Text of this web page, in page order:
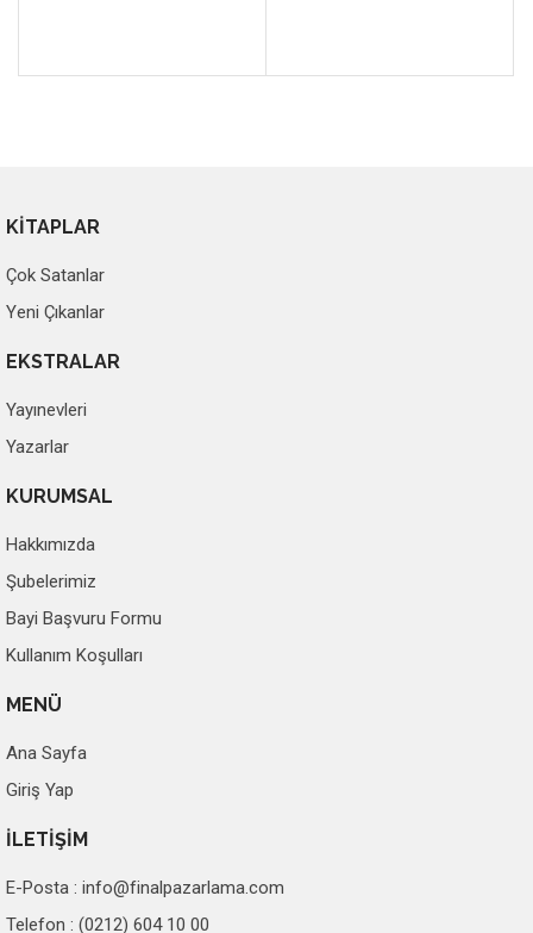
KİTAPLAR
Çok Satanlar
Yeni Çıkanlar
EKSTRALAR
Yayınevleri
Yazarlar
KURUMSAL
Hakkımızda
Şubelerimiz
Bayi Başvuru Formu
Kullanım Koşulları
MENÜ
Ana Sayfa
Giriş Yap
İLETİŞİM
E-Posta : info@finalpazarlama.com
Telefon : (0212) 604 10 00